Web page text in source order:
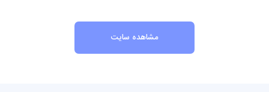
مشاهده سایت